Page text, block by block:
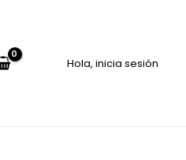
Hola, inicia sesión